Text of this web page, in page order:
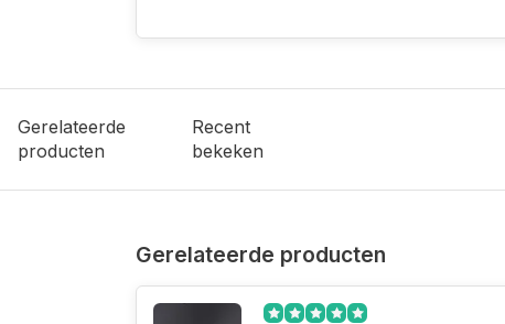
Gerelateerde
producten
Recent
bekeken
Gerelateerde producten